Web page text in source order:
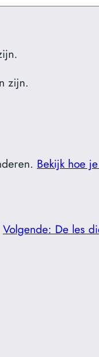
zijn.
Bekijk hoe
Volgende: De les